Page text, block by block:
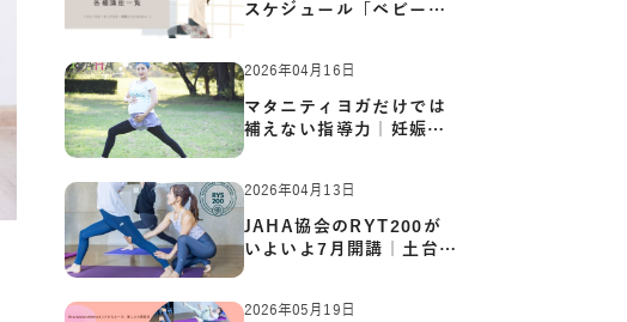
スケジュール「ベビーヨ
2026年04月16日
マタニティヨガだけでは
補えない指導力｜妊娠期
の体…
2026年04月13日
JAHA協会のRYT200が
いよいよ7月開講｜土台か
ら応用ま…
2026年05月19日